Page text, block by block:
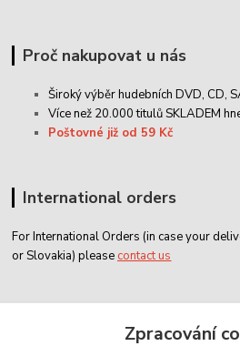
Proč nakupovat u nás
Široký výběr hudebních DVD, CD,
Více než 20.000 titulů SKLADEM
Poštovné již od 59 Kč
International orders
For International Orders (in case your
or Slovakia) please contact us
Zpracování